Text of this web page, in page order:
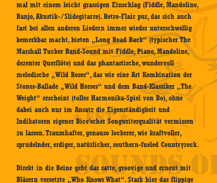
mal mit einem leicht grassigen Einschlag (Fiddle, Mandoline,
Banjo, Akustik-/Slidegitarre). Retro-Flair pur, das sich auch
fast bei allen anderen Liedern immer wieder unterschwellig
bemerkbar macht, bieten „Long Road Back“ (typischer The
Marshall Tucker Band-Sound mit Fiddle, Piano, Mandoline,
dezenter Querflöte) und das phantastische, wundervoll
melodische „Wild Roses“, das wie eine Art Kombination der
Stones-Ballade „Wild Horses“ und dem Band-Klassiker „The
Weight“ erscheint (tolles Harmonika-Spiel von Bo), ohne
dabei auch nur im Ansatz die Eigenständigkeit und
Indikatoren eigener Bice’scher Songwriterqualität vermissen
zu lassen. Traumhafter, genauso lockerer, wie kraftvoller,
sprudelnder, erdiger, natürlicher, southern-fueled Countryrock.
Direkt in die Beine geht das satte, groovige und erneut mit
Bläsern versetzte „Who Knows What“. Stark hier das flippige